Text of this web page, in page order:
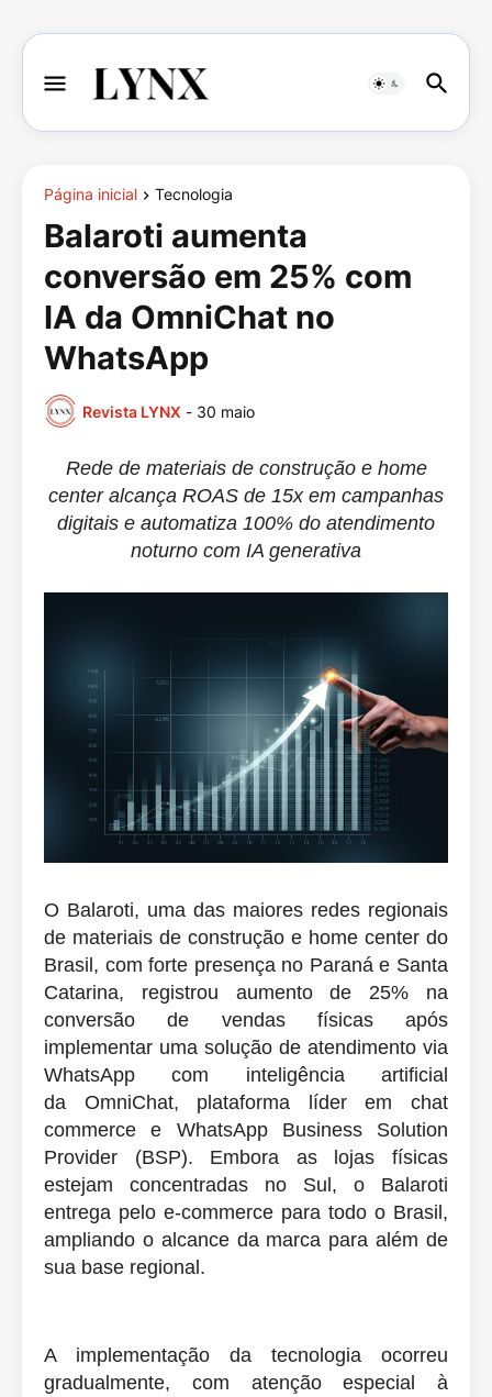
Página inicial Tecnologia
Balaroti aumenta
conversão em 25% com
IA da OmniChat no
WhatsApp
Revista LYNX - 30 maio
Rede de materiais de construção e home
center alcança ROAS de 15x em campanhas
digitais e automatiza 100% do atendimento
noturno com IA generativa
O Balaroti, uma das maiores redes regionais
de materiais de construção e home center do
Brasil, com forte presença no Paraná e Santa
Catarina, registrou aumento de 25% na
conversão de vendas físicas após
implementar uma solução de atendimento via
WhatsApp com inteligência artificial
da OmniChat, plataforma líder em chat
commerce e WhatsApp Business Solution
Provider (BSP). Embora as lojas físicas
estejam concentradas no Sul, o Balaroti
entrega pelo e-commerce para todo o Brasil,
ampliando o alcance da marca para além de
sua base regional.
A implementação da tecnologia ocorreu
gradualmente, com atenção especial à